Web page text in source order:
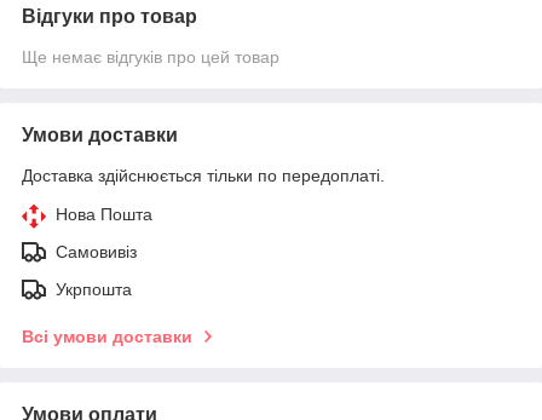
Відгуки про товар
Ще немає відгуків про цей товар
Умови доставки
Доставка здійснюється тільки по передоплаті.
Нова Пошта
Самовивіз
Укрпошта
Всі умови доставки
Умови оплати